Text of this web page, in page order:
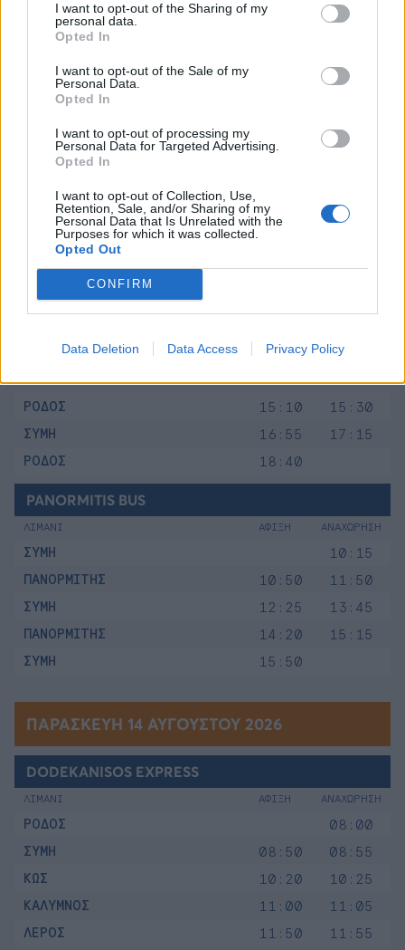
I want to opt-out of the Sharing of my
personal data.
Opted In
I want to opt-out of the Sale of my
Personal Data.
Opted In
I want to opt-out of processing my
Personal Data for Targeted Advertising.
Opted In
I want to opt-out of Collection, Use,
Retention, Sale, and/or Sharing of my
Personal Data that Is Unrelated with the
Purposes for which it was collected.
Opted Out
CONFIRM
Data Deletion Data Access Privacy Policy
13:55
14:00
ΚΑΛΥΜΝΟΣ
ΛΕΡΟΣ
15:30
ΛΕΙΨΟΙ
ΑΡΚΟΙ
16:40
16:45
ΠΥΘΑΓΟΡΕΙΟ
18:00
PANAGIA SKIADENI
ΛΙΜΑΝΙ ΑΦΙΞΗ ΑΝΑΧΩΡΗΣΗ
ΡΟΔΟΣ
ΡΟΔΟΣ
11:40
12:00
ΣΥΜΗ
13:25
13:45
ΡΟΔΟΣ
15:10
15:30
ΣΥΜΗ
16:55
17:15
ΡΟΔΟΣ
18:40
PANORMITIS BUS
ΛΙΜΑΝΙ ΑΦΙΞΗ ΑΝΑΧΩΡΗΣΗ
ΣΥΜΗ
10:15
ΠΑΝΟΡΜΙΤΗΣ
10:50
11:50
ΣΥΜΗ
12:25
13:45
ΠΑΝΟΡΜΙΤΗΣ
14:20
15:15
ΣΥΜΗ
15:50
ΠΑΡΑΣΚΕΥΉ 14 ΑΥΓΟΎΣΤΟΥ 2026
DODEKANISOS EXPRESS
ΛΙΜΑΝΙ ΑΦΙΞΗ ΑΝΑΧΩΡΗΣΗ
ΡΟΔΟΣ
08:00
ΣΥΜΗ
08:50
08:55
ΚΩΣ
10:20
10:25
ΚΑΛΥΜΝΟΣ
11:00
11:05
ΛΕΡΟΣ
11:50
11:55